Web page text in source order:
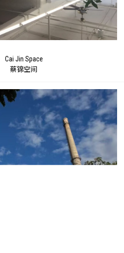
Cai Jin Space
蔡锦空间